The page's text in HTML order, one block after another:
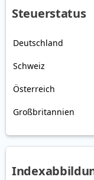
Steuerstatus
Deutschland
Schweiz
Österreich
Großbritannien